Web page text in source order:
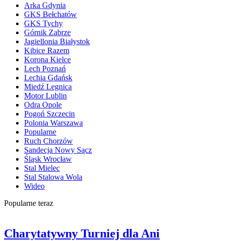
Arka Gdynia
GKS Bełchatów
GKS Tychy
Górnik Zabrze
Jagiellonia Białystok
Kibice Razem
Korona Kielce
Lech Poznań
Lechia Gdańsk
Miedź Legnica
Motor Lublin
Odra Opole
Pogoń Szczecin
Polonia Warszawa
Popularne
Ruch Chorzów
Sandecja Nowy Sącz
Śląsk Wrocław
Stal Mielec
Stal Stalowa Wola
Wideo
Popularne teraz
Charytatywny Turniej dla Ani